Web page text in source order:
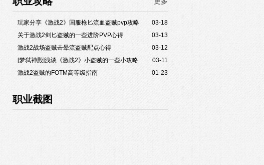
03-18
玩家分享《激战2》国服枪匕流血盗贼pvp攻略
03-13
关于激战2剑匕盗贼的一些进阶PVP心得
03-12
激战2战场盗贼击晕流盗贼配点心得
03-11
[梦弑神殿]浅谈《激战2》小盗贼的一些小攻略
01-23
激战2盗贼的FOTM高等级指南
职业截图